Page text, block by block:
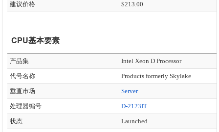
建议价格 $213.00
CPU基本要素
产品集 Intel Xeon D Processor
代号名称 Products formerly Skylake
垂直市场 Server
处理器编号 D-2123IT
状态 Launched